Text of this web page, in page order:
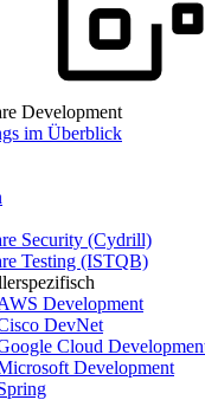
Development
im Überblick
Security (Cydrill)
Testing (ISTQB)
Development
DevNet
Cloud
Development